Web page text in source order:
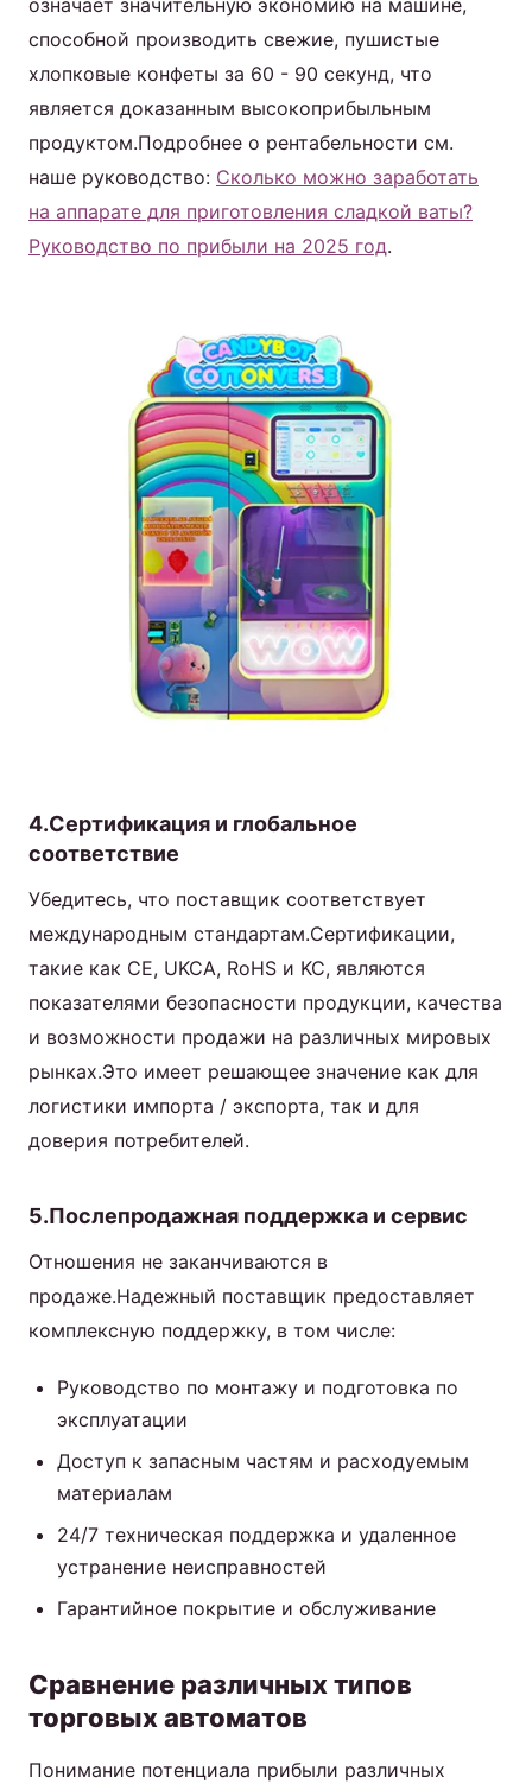
означает значительную экономию на машине,
способной производить свежие, пушистые
хлопковые конфеты за 60 - 90 секунд, что
является доказанным высокоприбыльным
продуктом.Подробнее о рентабельности см.
наше руководство: Сколько можно заработать
на аппарате для приготовления сладкой ваты?
Руководство по прибыли на 2025 год.
4.Сертификация и глобальное
соответствие
Убедитесь, что поставщик соответствует
международным стандартам.Сертификации,
такие как CE, UKCA, RoHS и KC, являются
показателями безопасности продукции, качества
и возможности продажи на различных мировых
рынках.Это имеет решающее значение как для
логистики импорта / экспорта, так и для
доверия потребителей.
5.Послепродажная поддержка и сервис
Отношения не заканчиваются в
продаже.Надежный поставщик предоставляет
комплексную поддержку, в том числе:
Руководство по монтажу и подготовка по
эксплуатации
Доступ к запасным частям и расходуемым
материалам
24/7 техническая поддержка и удаленное
устранение неисправностей
Гарантийное покрытие и обслуживание
Сравнение различных типов
торговых автоматов
Понимание потенциала прибыли различных